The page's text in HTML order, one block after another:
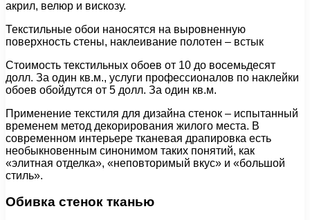
акрил, велюр и вискозу.
Текстильные обои наносятся на выровненную
поверхность стены, наклеивание полотен – встык
Стоимость текстильных обоев от 10 до восемьдесят
долл. За один кв.м., услуги профессионалов по наклейки
обоев обойдутся от 5 долл. За один кв.м.
Применение текстиля для дизайна стенок – испытанный
временем метод декорирования жилого места. В
современном интерьере тканевая драпировка есть
необыкновенным синонимом таких понятий, как
«элитная отделка», «неповторимый вкус» и «большой
стиль».
Обивка стенок тканью